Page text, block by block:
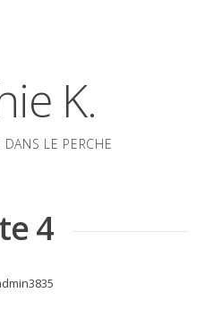
K.
LE PERCHE
4